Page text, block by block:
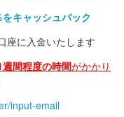
キャッシュバック
座に入金いたします
週間程度の時間がかかり
input-email